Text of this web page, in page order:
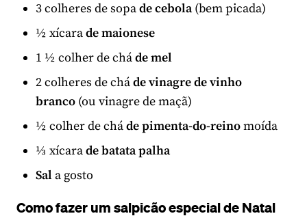
3 colheres de sopade cebola(bem picada)
½ xícarade maionese
1 ½ colher de cháde mel
2 colheres de cháde vinagre de vinho
branco (ou vinagre de maçã)
½ colher de cháde pimenta-do-reinomoída
⅓ xícarade batata palha
Sala gosto
Como fazer um salpicão especial de Natal